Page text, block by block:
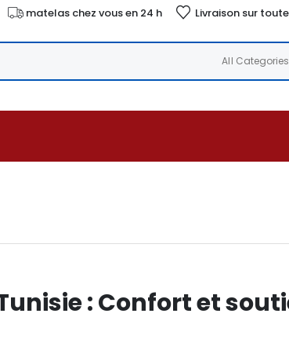
matelas chez vous en 24 h Livraison sur
All Categories
: Confort et